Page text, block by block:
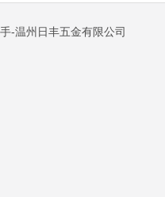
-温州日丰五金有限公司